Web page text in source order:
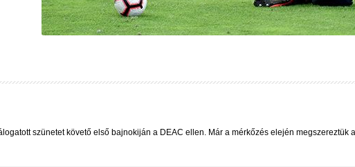
szünetet követő első bajnokiján a DEAC ellen. Már a mérkőzés elején